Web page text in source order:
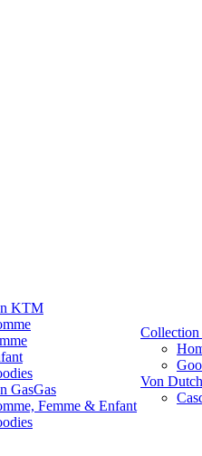
KTM
GasGas
Femme & Enfant
Collection
Von Dutch